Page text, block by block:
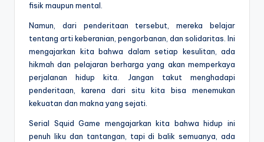
fisik maupun mental.
Namun, dari penderitaan tersebut, mereka belajar
tentang arti keberanian, pengorbanan, dan solidaritas. Ini
mengajarkan kita bahwa dalam setiap kesulitan, ada
hikmah dan pelajaran berharga yang akan memperkaya
perjalanan hidup kita. Jangan takut menghadapi
penderitaan, karena dari situ kita bisa menemukan
kekuatan dan makna yang sejati.
Serial Squid Game mengajarkan kita bahwa hidup ini
penuh liku dan tantangan, tapi di balik semuanya, ada